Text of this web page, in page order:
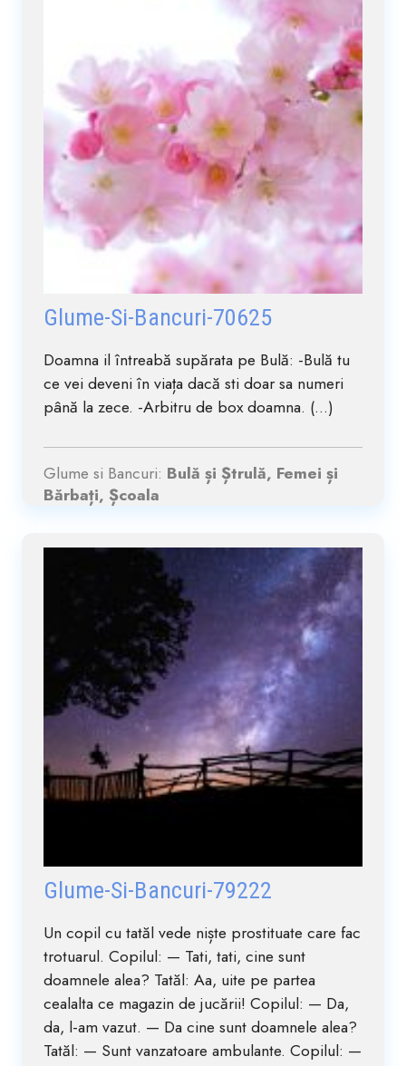
Glume-Si-Bancuri-70625
Doamna il întreabă supărata pe Bulă: -Bulă tu
ce vei deveni în viața dacă sti doar sa numeri
până la zece. -Arbitru de box doamna. (...)
Glume si Bancuri: Bulă și Ștrulă, Femei și
Bărbați, Școala
Glume-Si-Bancuri-79222
Un copil cu tatăl vede niște prostituate care fac
trotuarul. Copilul: — Tati, tati, cine sunt
doamnele alea? Tatăl: Aa, uite pe partea
cealalta ce magazin de jucării! Copilul: — Da,
da, l-am vazut. — Da cine sunt doamnele alea?
Tatăl: — Sunt vanzatoare ambulante. Copilul: —